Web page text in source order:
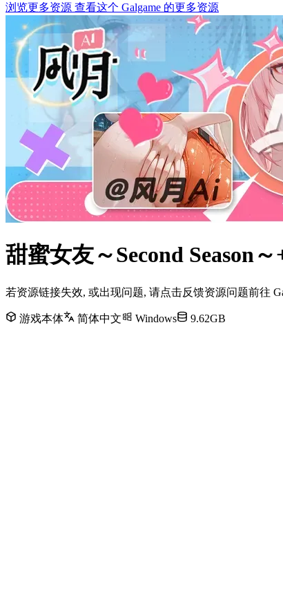
浏览更多资源 查看这个 Galgame 的更多资源
甜蜜女友～Second Season
若资源链接失效, 或出现问题, 请点击反馈资源问题前往
游戏本体 简体中文 Windows 9.62GB